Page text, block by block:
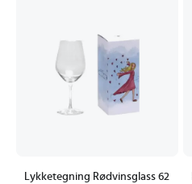
Lykketegning Rødvinsglass 62